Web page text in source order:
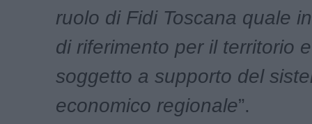
ruolo di Fidi Toscana quale
di riferimento per il territorio
soggetto a supporto del
economico regionale”.